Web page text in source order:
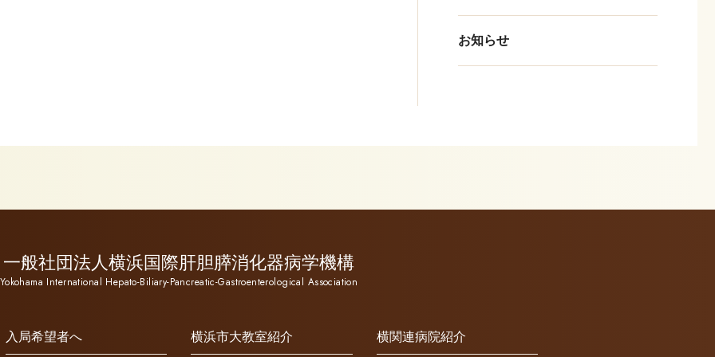
お知らせ
一般社団法人横浜国際肝胆膵消化器病学機構
Yokohama International Hepato-Biliary-Pancreatic-Gastroenterological Association
入局希望者へ 横浜市大教室紹介 横関連病院紹介